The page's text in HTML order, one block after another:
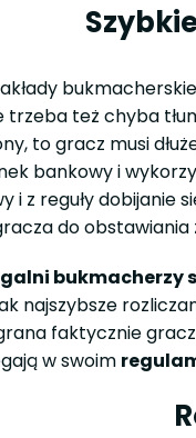
trzeba też chyba
to gracz musi
bankowy i
i z reguły dobijanie
do obstawiania
bukmacherzy
najszybsze
faktycznie
w swoim